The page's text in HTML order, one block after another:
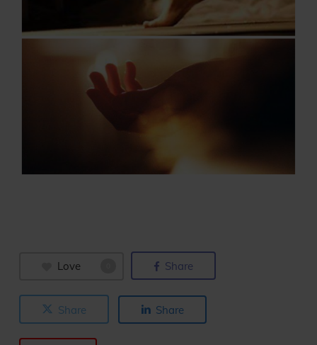
Love Share
Share Share